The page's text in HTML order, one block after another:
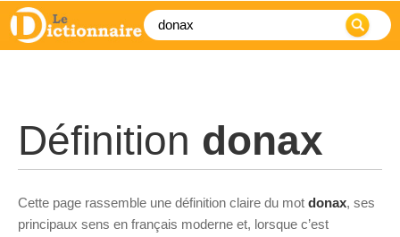
Définition donax
Cette page rassemble une définition claire du mot donax, ses
principaux sens en français moderne et, lorsque c’est